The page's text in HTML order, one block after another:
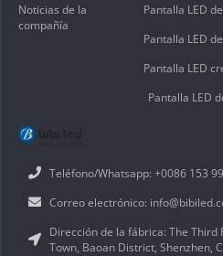
Teléfono/Whatsapp: +0086 153
Correo electrónico:
Dirección de la fábrica: The Third
Town, Baoan District, Shenzhen,
Pantalla LED
Pantalla LED
Pantalla LED
Pantalla LED
Noticias de la
compañía